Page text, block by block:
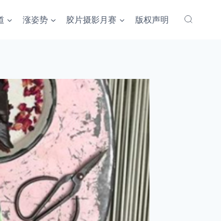
涨姿势 胶片摄影月赛 版权声明